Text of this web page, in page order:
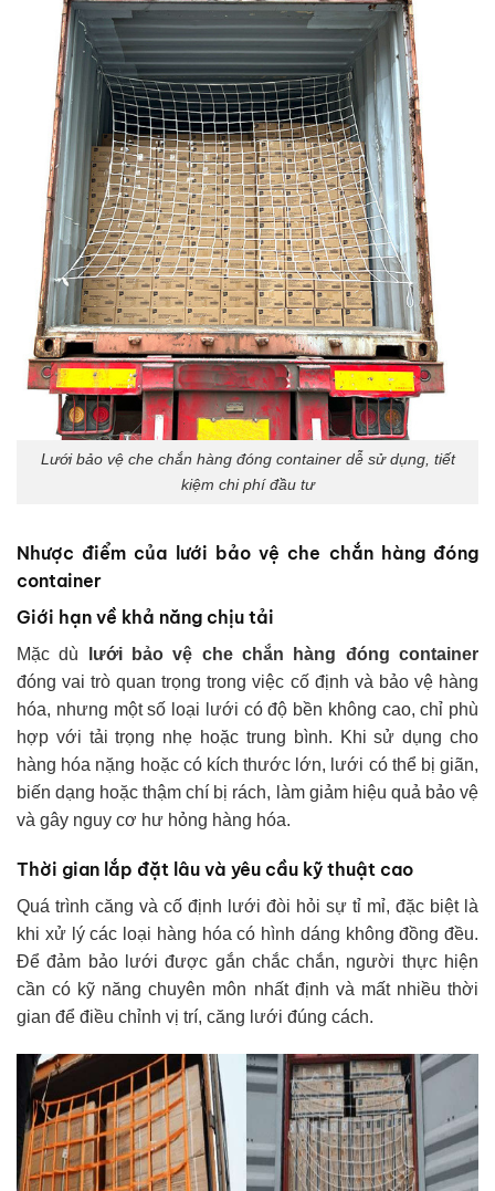
Lưới bảo vệ che chắn hàng đóng container dễ sử dụng, tiết
kiệm chi phí đầu tư
Nhược điểm của lưới bảo vệ che chắn hàng đóng
container
Giới hạn về khả năng chịu tải
Mặc dù
lưới bảo vệ che chắn hàng đóng container
đóng vai trò quan trọng trong việc cố định và bảo vệ hàng
hóa, nhưng một số loại lưới có độ bền không cao, chỉ phù
hợp với tải trọng nhẹ hoặc trung bình. Khi sử dụng cho
hàng hóa nặng hoặc có kích thước lớn, lưới có thể bị giãn,
biến dạng hoặc thậm chí bị rách, làm giảm hiệu quả bảo vệ
và gây nguy cơ hư hỏng hàng hóa.
Thời gian lắp đặt lâu và yêu cầu kỹ thuật cao
Quá trình căng và cố định lưới đòi hỏi sự tỉ mỉ, đặc biệt là
khi xử lý các loại hàng hóa có hình dáng không đồng đều.
Để đảm bảo lưới được gắn chắc chắn, người thực hiện
cần có kỹ năng chuyên môn nhất định và mất nhiều thời
gian để điều chỉnh vị trí, căng lưới đúng cách.